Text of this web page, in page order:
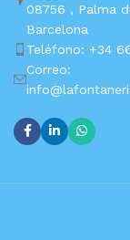
08756 , Palma
Barcelona
Teléfono: +34
Correo: